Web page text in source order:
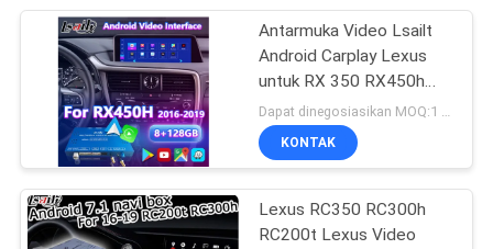
Antarmuka Video Lsailt
Android Carplay Lexus
untuk RX 350 RX450h
RX200t RX350L RX450L
RX300 RX350 2016-
2019
KONTAK
Lexus RC350 RC300h
RC200t Lexus Video